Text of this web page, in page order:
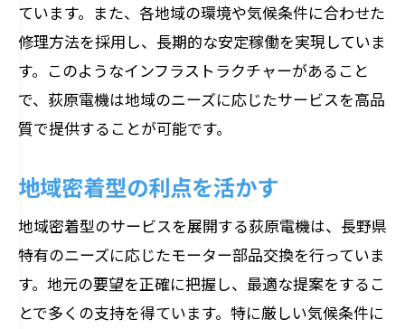
ています。また、各地域の環境や気候条件に合わせた
修理方法を採用し、長期的な安定稼働を実現していま
す。このようなインフラストラクチャーがあること
で、荻原電機は地域のニーズに応じたサービスを高品
質で提供することが可能です。
地域密着型の利点を活かす
地域密着型のサービスを展開する荻原電機は、長野県
特有のニーズに応じたモーター部品交換を行っていま
す。地元の要望を正確に把握し、最適な提案をするこ
とで多くの支持を得ています。特に厳しい気候条件に